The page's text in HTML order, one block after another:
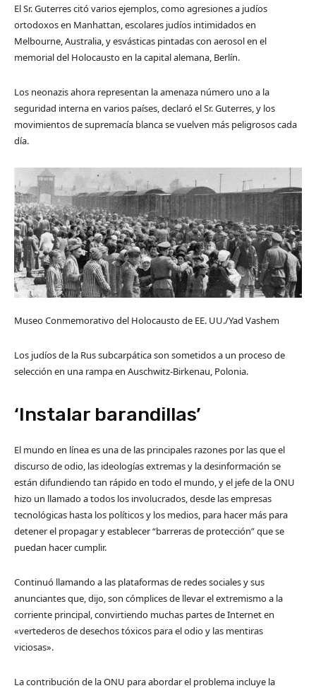
El Sr. Guterres citó varios ejemplos, como agresiones a judíos
ortodoxos en Manhattan, escolares judíos intimidados en
Melbourne, Australia, y esvásticas pintadas con aerosol en el
memorial del Holocausto en la capital alemana, Berlín.
Los neonazis ahora representan la amenaza número uno a la
seguridad interna en varios países, declaró el Sr. Guterres, y los
movimientos de supremacía blanca se vuelven más peligrosos cada
día.
Museo Conmemorativo del Holocausto de EE. UU./Yad Vashem
Los judíos de la Rus subcarpática son sometidos a un proceso de
selección en una rampa en Auschwitz-Birkenau, Polonia.
‘Instalar barandillas’
El mundo en línea es una de las principales razones por las que el
discurso de odio, las ideologías extremas y la desinformación se
están difundiendo tan rápido en todo el mundo, y el jefe de la ONU
hizo un llamado a todos los involucrados, desde las empresas
tecnológicas hasta los políticos y los medios, para hacer más para
detener el propagar y establecer “barreras de protección” que se
puedan hacer cumplir.
Continuó llamando a las plataformas de redes sociales y sus
anunciantes que, dijo, son cómplices de llevar el extremismo a la
corriente principal, convirtiendo muchas partes de Internet en
«vertederos de desechos tóxicos para el odio y las mentiras
viciosas».
La contribución de la ONU para abordar el problema incluye la